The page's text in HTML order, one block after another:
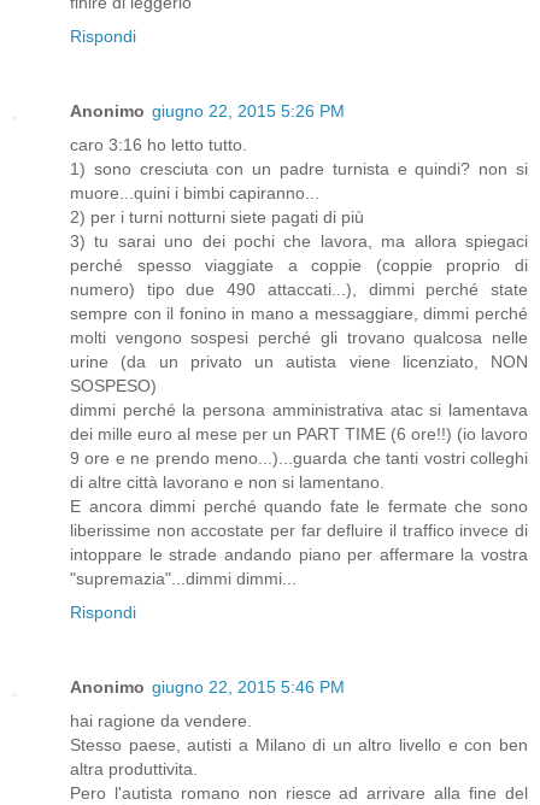
Rispondi
Anonimo giugno 22, 2015 5:26 PM
caro 3:16 ho letto tutto.
1) sono cresciuta con un padre turnista e quindi? non si
muore...quini i bimbi capiranno...
2) per i turni notturni siete pagati di più
3) tu sarai uno dei pochi che lavora, ma allora spiegaci
perché spesso viaggiate a coppie (coppie proprio di
numero) tipo due 490 attaccati...), dimmi perché state
sempre con il fonino in mano a messaggiare, dimmi perché
molti vengono sospesi perché gli trovano qualcosa nelle
urine (da un privato un autista viene licenziato, NON
SOSPESO)
dimmi perché la persona amministrativa atac si lamentava
dei mille euro al mese per un PART TIME (6 ore!!) (io lavoro
9 ore e ne prendo meno...)...guarda che tanti vostri colleghi
di altre città lavorano e non si lamentano.
E ancora dimmi perché quando fate le fermate che sono
liberissime non accostate per far defluire il traffico invece di
intoppare le strade andando piano per affermare la vostra
"supremazia"...dimmi dimmi...
Rispondi
Anonimo giugno 22, 2015 5:46 PM
hai ragione da vendere.
Stesso paese, autisti a Milano di un altro livello e con ben
altra produttivita.
Pero l'autista romano non riesce ad arrivare alla fine del